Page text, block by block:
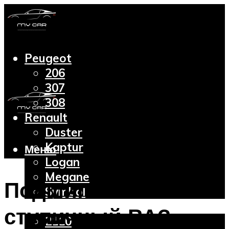
Peugeot
206
307
308
Renault
Duster
Kaptur
Logan
Megane
Symbol
Lada
2110
Меню
Подшипник
ступичный ВАЗ: